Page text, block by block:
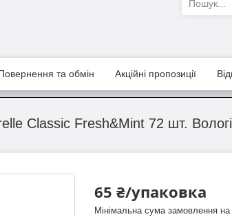
та обмін Акційні пропозиції
Classic Fresh&Mint 72 шт.
65 ₴/упаковка
Мінімальна сума замовлення